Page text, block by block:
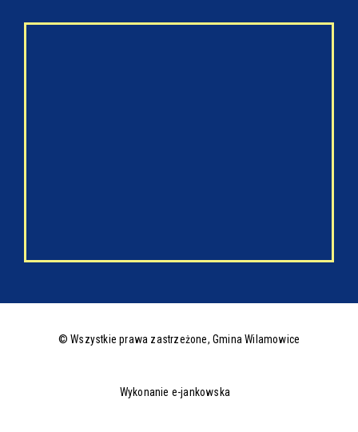
© Wszystkie prawa zastrzeżone, Gmina Wilamowice
Wykonanie e-jankowska